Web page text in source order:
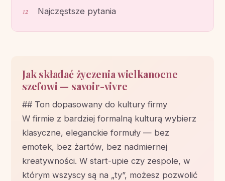
Najczęstsze pytania
Jak składać życzenia wielkanocne
szefowi — savoir-vivre
## Ton dopasowany do kultury firmy
W firmie z bardziej formalną kulturą wybierz
klasyczne, eleganckie formuły — bez
emotek, bez żartów, bez nadmiernej
kreatywności. W start-upie czy zespole, w
którym wszyscy są na „ty”, możesz pozwolić